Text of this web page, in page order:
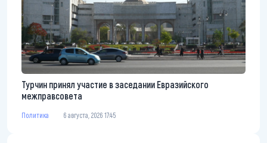
Турчин принял участие в заседании Евразийского
межправсовета
Политика 6 августа, 2026 17:45